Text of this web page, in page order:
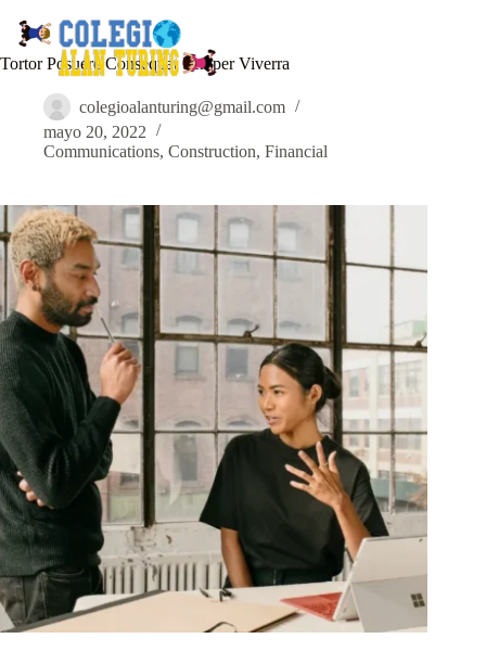
Tortor Posuere Consequat Semper Viverra
colegioalanturing@gmail.com
mayo 20, 2022
Communications, Construction, Financial